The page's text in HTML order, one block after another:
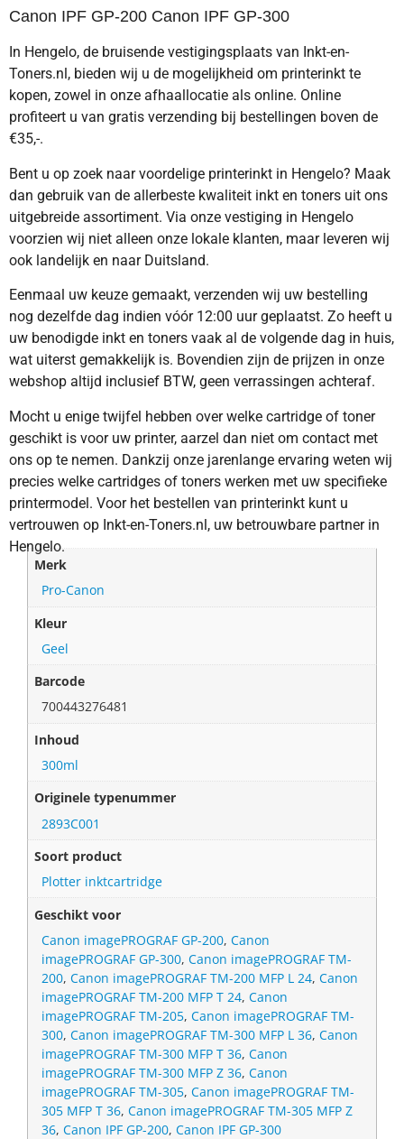
Canon IPF GP-200 Canon IPF GP-300
In Hengelo, de bruisende vestigingsplaats van Inkt-en-
Toners.nl, bieden wij u de mogelijkheid om printerinkt te
kopen, zowel in onze afhaallocatie als online. Online
profiteert u van gratis verzending bij bestellingen boven de
€35,-.
Bent u op zoek naar voordelige printerinkt in Hengelo? Maak
dan gebruik van de allerbeste kwaliteit inkt en toners uit ons
uitgebreide assortiment. Via onze vestiging in Hengelo
voorzien wij niet alleen onze lokale klanten, maar leveren wij
ook landelijk en naar Duitsland.
Eenmaal uw keuze gemaakt, verzenden wij uw bestelling
nog dezelfde dag indien vóór 12:00 uur geplaatst. Zo heeft u
uw benodigde inkt en toners vaak al de volgende dag in huis,
wat uiterst gemakkelijk is. Bovendien zijn de prijzen in onze
webshop altijd inclusief BTW, geen verrassingen achteraf.
Mocht u enige twijfel hebben over welke cartridge of toner
geschikt is voor uw printer, aarzel dan niet om contact met
ons op te nemen. Dankzij onze jarenlange ervaring weten wij
precies welke cartridges of toners werken met uw specifieke
printermodel. Voor het bestellen van printerinkt kunt u
vertrouwen op Inkt-en-Toners.nl, uw betrouwbare partner in
Hengelo.
Merk
Pro-Canon
Kleur
Geel
Barcode
700443276481
Inhoud
300ml
Originele typenummer
2893C001
Soort product
Plotter inktcartridge
Geschikt voor
Canon imagePROGRAF GP-200,Canon
imagePROGRAF GP-300,Canon imagePROGRAF TM-
200,Canon imagePROGRAF TM-200 MFP L 24,Canon
imagePROGRAF TM-200 MFP T 24,Canon
imagePROGRAF TM-205,Canon imagePROGRAF TM-
300,Canon imagePROGRAF TM-300 MFP L 36,Canon
imagePROGRAF TM-300 MFP T 36,Canon
imagePROGRAF TM-300 MFP Z 36,Canon
imagePROGRAF TM-305,Canon imagePROGRAF TM-
305 MFP T 36,Canon imagePROGRAF TM-305 MFP Z
36,Canon IPF GP-200,Canon IPF GP-300